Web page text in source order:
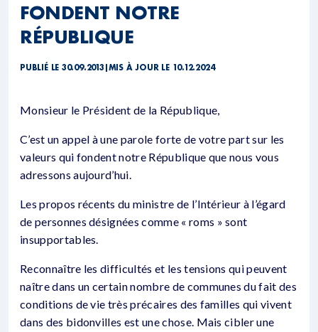
FONDENT NOTRE
RÉPUBLIQUE
PUBLIÉ LE 30.09.2013 MIS À JOUR LE 10.12.2024
Monsieur le Président de la République,
C’est un appel à une parole forte de votre part sur les
valeurs qui fondent notre République que nous vous
adressons aujourd’hui.
Les propos récents du ministre de l’Intérieur à l’égard
de personnes désignées comme « roms » sont
insupportables.
Reconnaître les difficultés et les tensions qui peuvent
naître dans un certain nombre de communes du fait des
conditions de vie très précaires des familles qui vivent
dans des bidonvilles est une chose. Mais cibler une